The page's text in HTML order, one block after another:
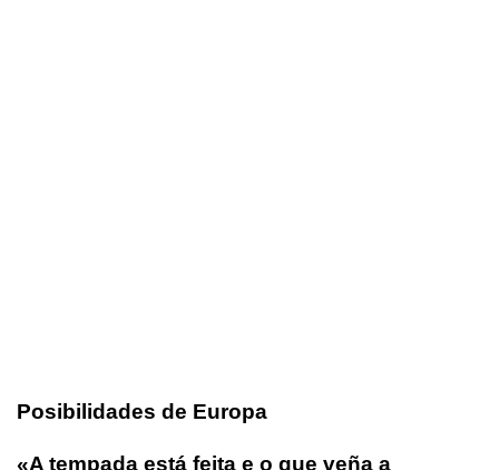
Posibilidades de Europa
«A tempada está feita e o que veña a